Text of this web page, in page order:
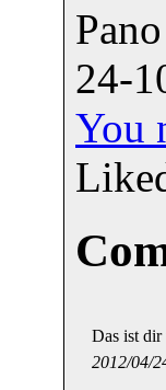
24-
You
Das ist
2012/04/